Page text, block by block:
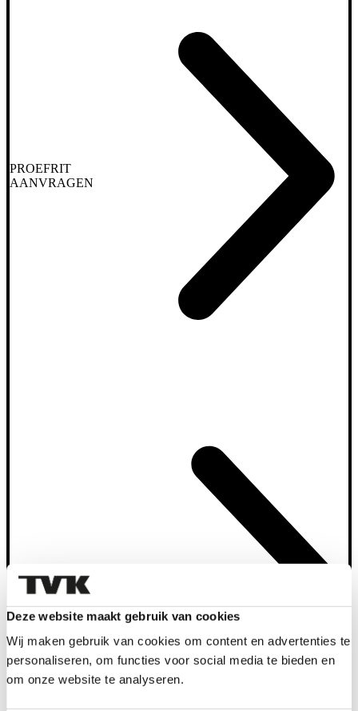
Deze website maakt gebruik van cookies
Wij maken gebruik van cookies om content en advertenties te
personaliseren, om functies voor social media te bieden en
om onze website te analyseren.
PROEFRIT
AANVRAGEN
BEREKENEN